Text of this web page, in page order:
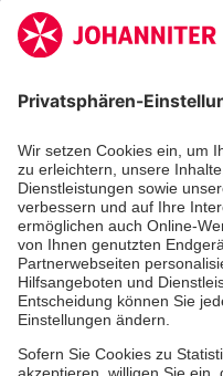
Zertifizierung der
Die Johanniter
des